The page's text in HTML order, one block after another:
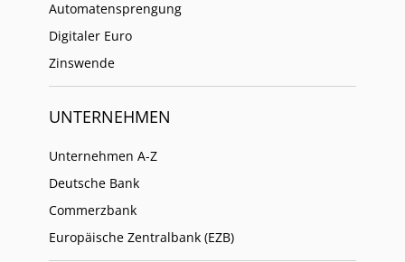
Automatensprengung
Digitaler Euro
Zinswende
UNTERNEHMEN
Unternehmen A-Z
Deutsche Bank
Commerzbank
Europäische Zentralbank (EZB)